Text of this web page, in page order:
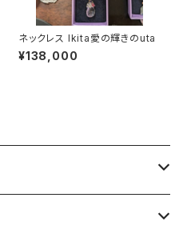
ネックレス Ikita愛の輝きのuta
¥138,000